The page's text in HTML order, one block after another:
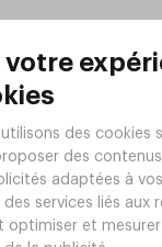
Réfrigérateur
347L -